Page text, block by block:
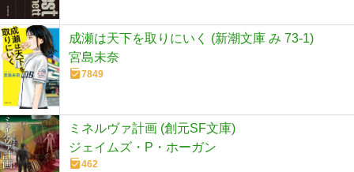
成瀬は天下を取りにいく (新潮文庫 み 73-1)
宮島未奈
7849
ミネルヴァ計画 (創元SF文庫)
ジェイムズ・P・ホーガン
462